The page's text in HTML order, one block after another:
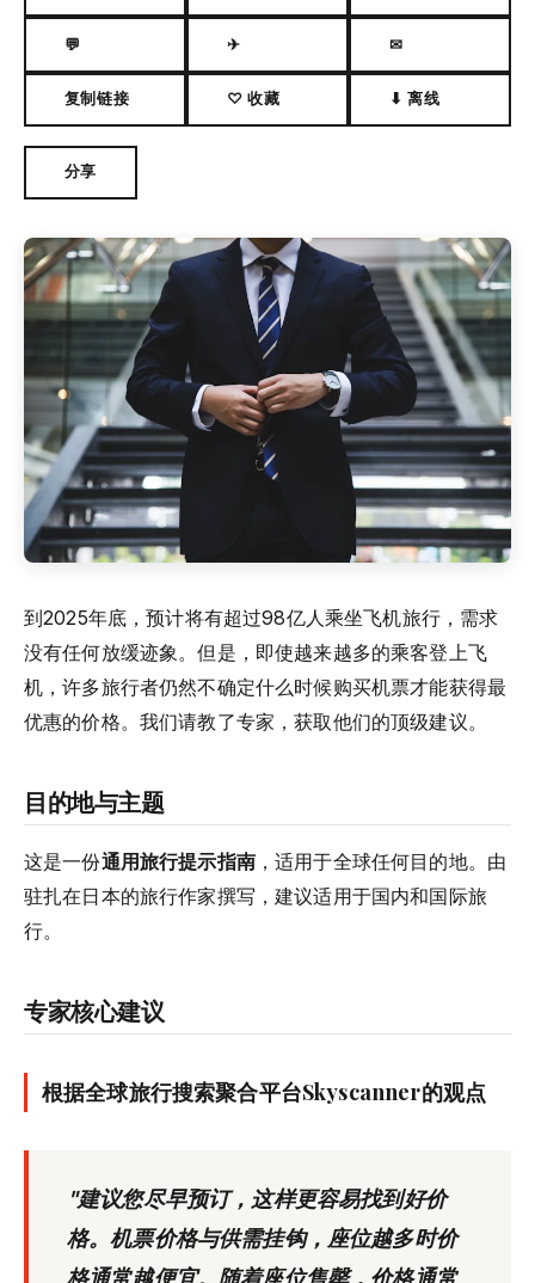
💬 ✈ ✉
复制链接 ♡ 收藏 ⬇ 离线
分享
到2025年底，预计将有超过98亿人乘坐飞机旅行，需求
没有任何放缓迹象。但是，即使越来越多的乘客登上飞
机，许多旅行者仍然不确定什么时候购买机票才能获得最
优惠的价格。我们请教了专家，获取他们的顶级建议。
目的地与主题
这是一份通用旅行提示指南，适用于全球任何目的地。由
驻扎在日本的旅行作家撰写，建议适用于国内和国际旅
行。
专家核心建议
根据全球旅行搜索聚合平台Skyscanner的观点
"建议您尽早预订，这样更容易找到好价
格。机票价格与供需挂钩，座位越多时价
格通常越便宜。随着座位售罄，价格通常